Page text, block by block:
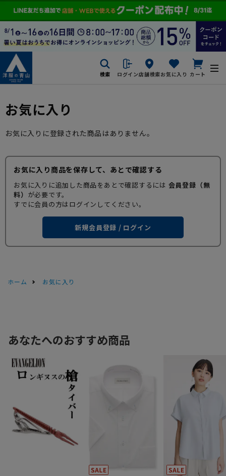
検索 ログイン店舗検索お気に入り カート
お気に入り
お気に入りに登録された商品はありません。
お気に入り商品を保存して、あとで確認する
お気に入りに追加した商品をあとで確認するには 会員登録（無
料） が必要です。
すでに会員の方はログインしてください。
新規会員登録 / ログイン
ホーム お気に入り